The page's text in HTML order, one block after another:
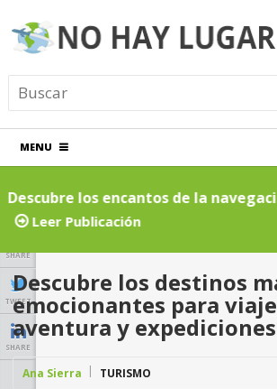
MENU
Descubre los encantos de la
cruceros por ríos inolvidables
Leer Publicación
SHARE
TWEET
SHARE
Descubre los destinos
emocionantes para
aventura y
Ana Sierra TURISMO